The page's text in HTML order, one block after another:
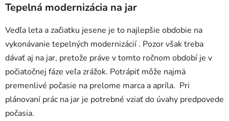
Tepelná modernizácia na jar
Vedľa leta a začiatku jesene je to najlepšie obdobie na
vykonávanie tepelných modernizácií . Pozor však treba
dávať aj na jar, pretože práve v tomto ročnom období je v
počiatočnej fáze veľa zrážok. Potrápiť môže najmä
premenlivé počasie na prelome marca a apríla. Pri
plánovaní prác na jar je potrebné vziať do úvahy predpovede
počasia.